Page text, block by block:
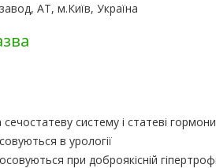
АТ, м.Київ, Україна
систему і статеві гормони
в урології
при доброякісній